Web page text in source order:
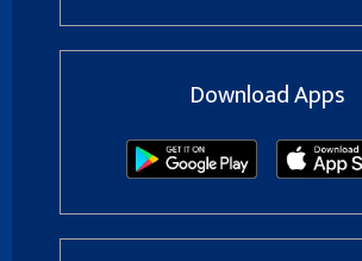
Download Apps